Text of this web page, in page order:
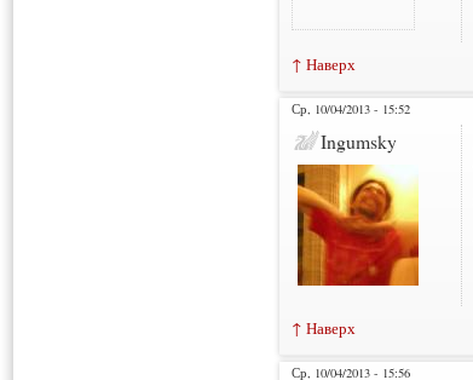
↑ Наверх
Ср, 10/04/2013 - 15:52
Ingumsky
↑ Наверх
Ср, 10/04/2013 - 15:56